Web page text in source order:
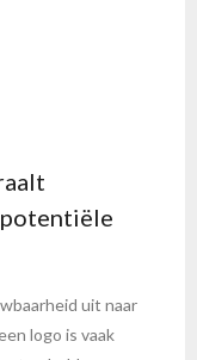
uit naar
logo is vaak